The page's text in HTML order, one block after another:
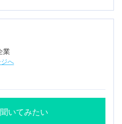
業
へ
いてみたい